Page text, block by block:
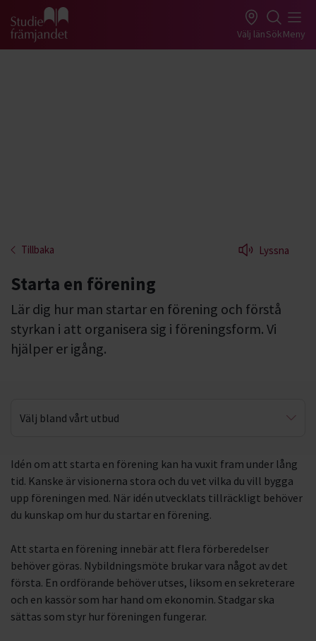
Gå till studiefrämjandets startsida Välj länSökMeny
Tillbaka Lyssna
Starta en förening
Lär dig hur man startar en förening och förstå
styrkan i att organisera sig i föreningsform. Vi
hjälper er igång.
Välj bland vårt utbud
Idén om att starta en förening kan ha vuxit fram under lång
tid. Kanske är visionerna stora och du vet vilka du vill bygga
upp föreningen med. När idén utvecklats tillräckligt behöver
du kunskap om hur du startar en förening.
Att starta en förening innebär att flera förberedelser
behöver göras. Nybildningsmöte brukar vara något av det
första. En ordförande behöver utses, liksom en sekreterare
och en kassör som har hand om ekonomin. Stadgar ska
sättas som styr hur föreningen fungerar.